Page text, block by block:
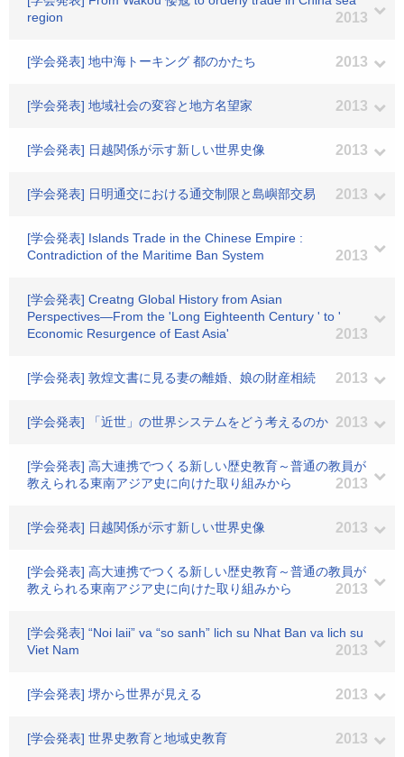
region
2013
[学会発表] 地中海トーキング 都のかたち 2013
[学会発表] 地域社会の変容と地方名望家 2013
[学会発表] 日越関係が示す新しい世界史像 2013
[学会発表] 日明通交における通交制限と島嶼部交易 2013
[学会発表] Islands Trade in the Chinese Empire :
Contradiction of the Maritime Ban System
2013
[学会発表] Creatng Global History from Asian
Perspectives―From the 'Long Eighteenth Century ' to '
Economic Resurgence of East Asia'
2013
[学会発表] 敦煌文書に見る妻の離婚、娘の財産相続 2013
[学会発表] 「近世」の世界システムをどう考えるのか 2013
[学会発表] 高大連携でつくる新しい歴史教育～普通の教員が
教えられる東南アジア史に向けた取り組みから
2013
[学会発表] 日越関係が示す新しい世界史像 2013
[学会発表] 高大連携でつくる新しい歴史教育～普通の教員が
教えられる東南アジア史に向けた取り組みから
2013
[学会発表] “Noi laii” va “so sanh” lich su Nhat Ban va lich su
Viet Nam
2013
[学会発表] 堺から世界が見える 2013
[学会発表] 世界史教育と地域史教育 2013